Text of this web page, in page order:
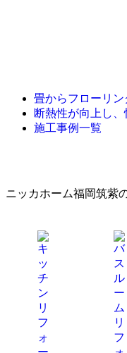
畳からフローリ
断熱性が向上し
施工事例一覧
ニッカホーム福岡筑紫